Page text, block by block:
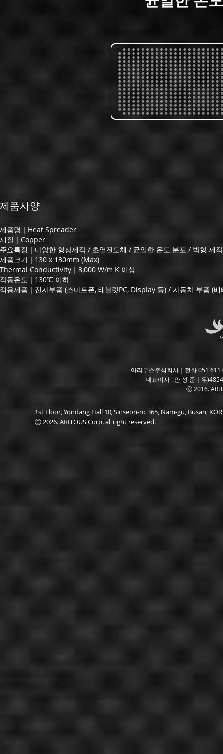
제품사양
제품명｜Heat Spreader
재질｜Copper
주요특징｜다양한 형상제작 / 초열전도체 / 균일한 온도 분포 / 박형 제
제품크기｜130 x 130mm (Max)
Thermal Conductivity｜3,000 W/m K 이상
작동온도｜130℃ 이하
적용제품｜전자부품 (스마트폰, 태블릿PC, Display 등) / 자동차 부품 (배
아리투스주식회사｜전화 051
대표이사 : 안 성 준｜우
ⓒ 2016.
1st Floor, Yondang Hall 10, Sinseon-ro 365, Nam-gu, Busan,
ⓒ 2026. ARITOUS Corp. all right reserved.